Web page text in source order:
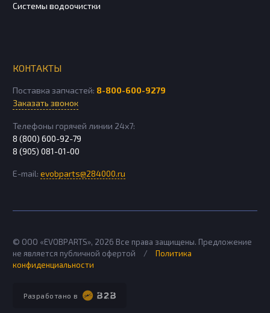
Системы водоочистки
КОНТАКТЫ
Поставка запчастей: 8-800-600-9279
Заказать звонок
Телефоны горячей линии 24х7:
8 (800) 600-92-79
8 (905) 081-01-00
E-mail: evobparts@284000.ru
Разработано в
© ООО «EVOBPARTS», 2026 Все права защищены. Предложение
не является публичной офертой
/
Политика
конфиденциальности